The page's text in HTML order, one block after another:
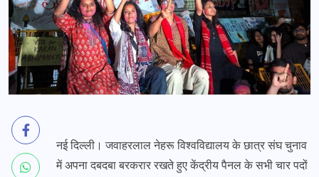
नई दिल्ली। जवाहरलाल नेहरू विश्वविद्यालय के छात्र संघ चुनाव
में अपना दबदबा बरकरार रखते हुए केंद्रीय पैनल के सभी चार पदों